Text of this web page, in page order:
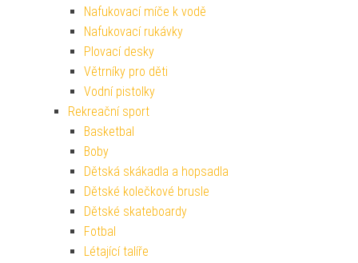
Nafukovací míče k vodě
Nafukovací rukávky
Plovací desky
Větrníky pro děti
Vodní pistolky
Rekreační sport
Basketbal
Boby
Dětská skákadla a hopsadla
Dětské kolečkové brusle
Dětské skateboardy
Fotbal
Létající talíře